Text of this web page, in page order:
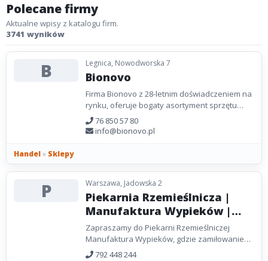
Polecane firmy
Aktualne wpisy z katalogu firm.
3741 wyników
B Legnica, Nowodworska 7
Bionovo
Firma Bionovo z 28-letnim doświadczeniem na
rynku, oferuje bogaty asortyment sprzętu
laboratoryjnego oraz odczynników. Dzięki
nowoczesnym...
76 850 57 80
info@bionovo.pl
Handel» Sklepy
P Warszawa, Jadowska 2
Piekarnia Rzemieślnicza |
Manufaktura Wypieków |
Piekarnia Warszawa
Zapraszamy do Piekarni Rzemieślniczej
Manufaktura Wypieków, gdzie zamiłowanie
do pieczenia łączy się z tradycyjnymi
792 448 244